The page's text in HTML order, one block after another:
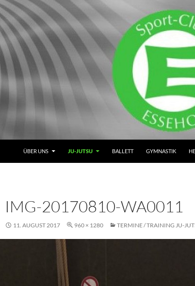
ÜBER UNS JU-JUTSU BALLETT GYMNASTIK
IMG-20170810-WA0011
11. AUGUST 2017 960 × 1280 TERMINE / TRAINING JU-